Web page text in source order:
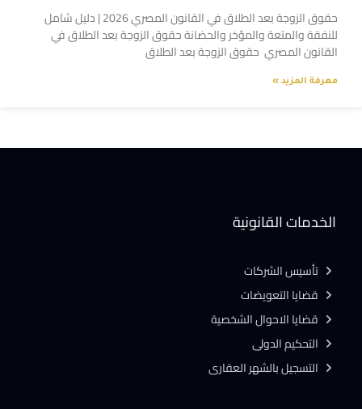
حقوق الزوجة بعد الطلاق في القانون المصري 2026 | دليل شامل
للنفقة والمتعة والمؤخر والحضانة حقوق الزوجة بعد الطلاق في
القانون المصري حقوق الزوجة بعد الطلاق
معرفة المزيد »
الخدمات القانونية
تأسيس الشركات
قضايا التعويضات
قضايا الاحوال الشخصية
التحكيم الدولى
التسجيل بالشهر العقارى